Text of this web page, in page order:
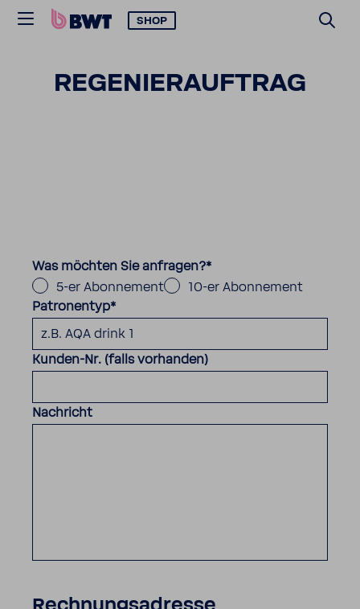
SHOP
REGE­NI­ER­AUF­TRAG
Was möchten Sie anfragen?*
5-er Abonnement
10-er Abonnement
Patronentyp*
Kunden-Nr. (falls vorhanden)
Nachricht